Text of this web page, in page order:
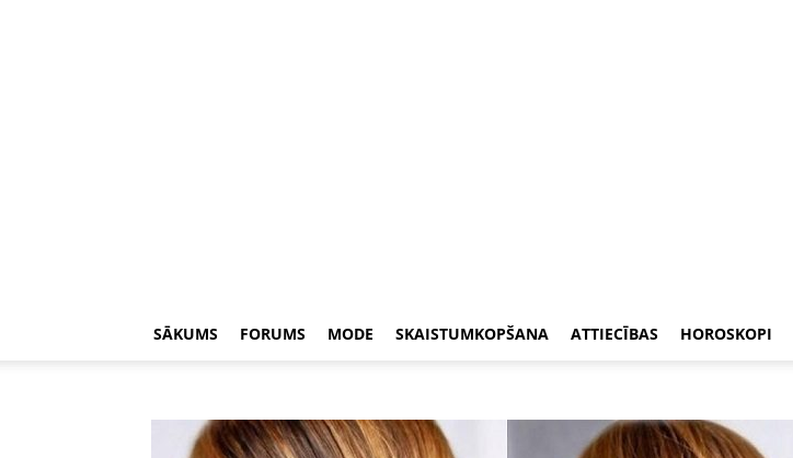
SĀKUMS FORUMS MODE SKAISTUMKOPŠANA ATTIECĪBAS HOROSKOPI